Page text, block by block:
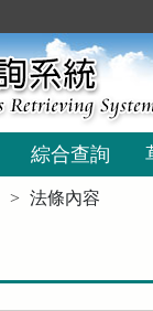
綜合查詢
法條內容